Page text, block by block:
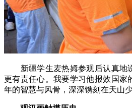
新疆学生麦热姆参观后认真地说
更有责任心。我要学习他报效国家
年的智慧与风骨，深深镌刻在天山少